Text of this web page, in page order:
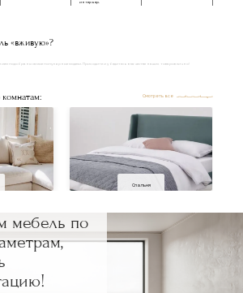
интерьер.
«вживую»?
подобраны самые популярные модели. Приходите и убедитесь в качестве наших товаров лично!
комнатам: Смотреть все
Спальня
мебель по